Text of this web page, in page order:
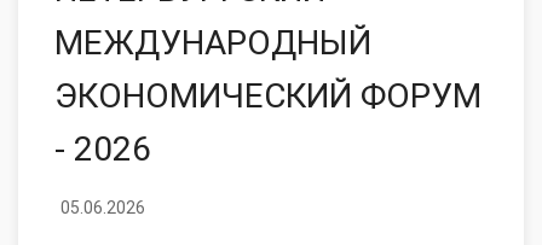
МЕЖДУНАРОДНЫЙ
ЭКОНОМИЧЕСКИЙ ФОРУМ
- 2026
05.06.2026